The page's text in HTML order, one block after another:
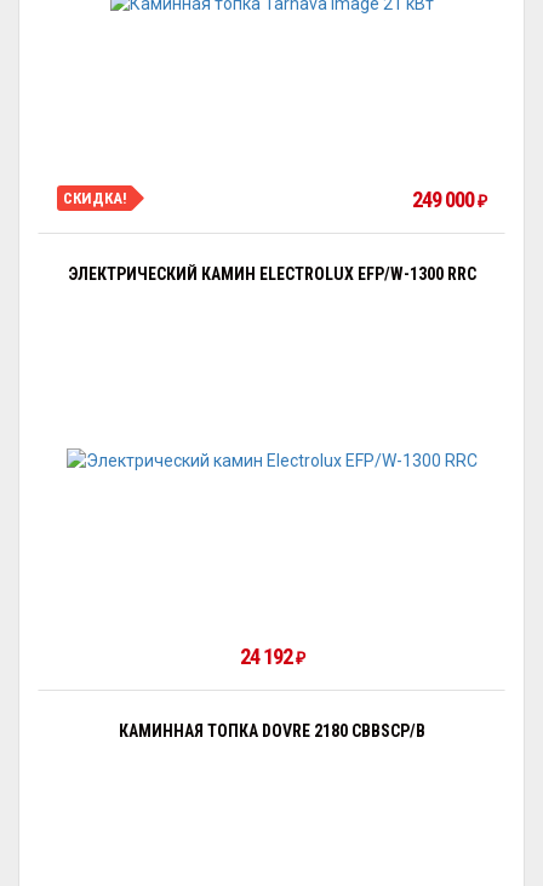
СКИДКА! 249 000₽
ЭЛЕКТРИЧЕСКИЙ КАМИН ELECTROLUX EFP/W-1300 RRC
24 192₽
КАМИННАЯ ТОПКА DOVRE 2180 CBBSCP/B